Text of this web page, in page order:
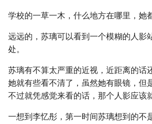
学校的一草一木，什么地方在哪里，她
远远的，苏璃可以看到一个模糊的人影
处。
苏璃有不算太严重的近视，近距离的话
她就有些看不清了，虽然她有眼镜，但
不过就凭感觉来看的话，那个人影应该
一想到李忆彤，第一时间苏璃想到的不